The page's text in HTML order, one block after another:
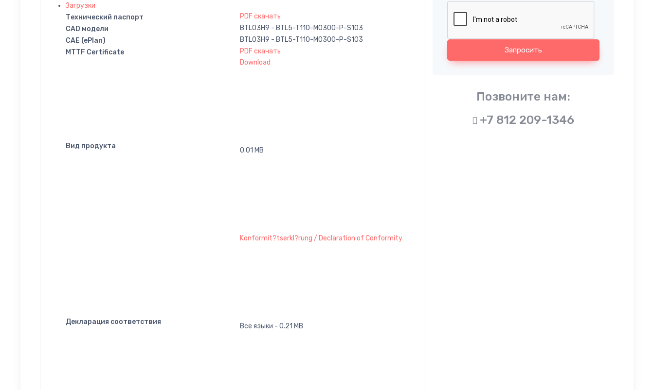
Загрузки
Технический паспорт
PDF скачать
CAD модели
BTL03H9 - BTL5-T110-M0300-P-S103
CAE (ePlan)
BTL03H9 - BTL5-T110-M0300-P-S103
MTTF Certificate
PDF скачать
Вид продукта
Download
0.01 MB
Декларация соответствия
Konformit?tserkl?rung / Declaration of Conformity
Все языки - 0.21 MB
Запросить
Позвоните нам:
+7 812 209-1346